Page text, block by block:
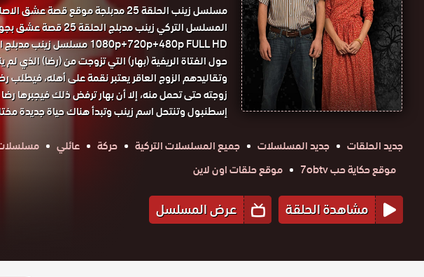
مسلسل زينب الحلقة 25 مدبلجة موقع
المسلسل التركي زينب مدبلج
1080p+720p+480p FULL HD مسلسل زينب مدبلج الحلقة 25 موقع قصة عشق.
حول الفتاة الريفية (بهار) التي تزوجت من (رضا) الذي
وتقاليدهم الزوج العاقر يعتبر نقمة على أهله،
زوجته حتى تحمل منه، إلا أن بهار ترفض ذلك فيجبرها
إسطنبول وتنتحل اسم زينب وتبدأ هناك حياة جديدة
جديد الحلقات
جديد المسلسلات جميع المسلسلات التركية حركة عائلي
موقع حكاية حب 7obtv
موقع حلقات اون لاين
مشاهدة الحلقة عرض المسلسل